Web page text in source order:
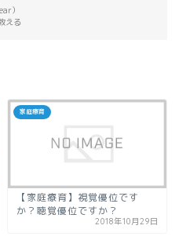
）
える
家庭療育
【家庭療育】視覚優位です
か？聴覚優位ですか？
2018年10月29日